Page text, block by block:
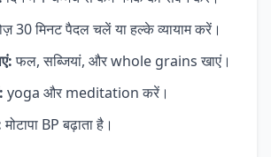
30 मिनट पैदल चलें या हल्के व्यायाम करें।
फल, सब्जियां, और whole grains खाएं।
yoga और meditation करें।
मोटापा BP बढ़ाता है।